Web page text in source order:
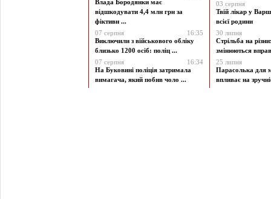
Влада Бородянки має
відшкодувати 4,4 млн грн за
фіктивн ...
07 серпня
16:35
Виключили з військового обліку
близько 1200 осіб: поліц ...
07 серпня
16:34
На Буковині поліція затримала
вимагача, який побив чоло ...
03 серпня
Твій лікар у
всієї родини
30 липня
Стрільба на
змінюються
25 липня
Парасолька для
впливає на